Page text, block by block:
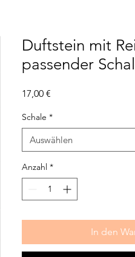
Duftstein mit
passender
17,00 €
Schale *
Auswählen
Anzahl *
In den